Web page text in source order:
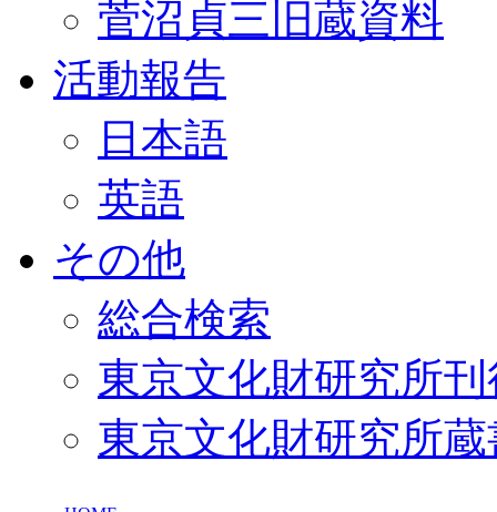
菅沼貞三旧蔵資料
活動報告
日本語
英語
その他
総合検索
東京文化財研究所
東京文化財研究所